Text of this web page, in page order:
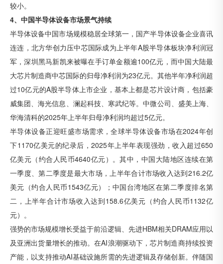
较小。
4、中国半导体设备市场景气持续
半导体设备中国市场规模稳居全球第一，国产半导体设备企业喜讯
连连，北方华创力压中芯国际成为上半年A股半导体板块净利润冠
军，深圳黑马新凯来被曝在手订单金额逾100亿元，而中国大陆最
大芯片制造商中芯国际的归母净利润为23亿元。其他半年净利润超
过10亿元的A股半导体上市企业，基本上都是芯片设计商，包括豪
威集团、海光信息、澜起科技、寒武纪等。中微公司、盛美上海、
华海清科的2025年上半年归母净利润均超过5亿元。
半导体设备正迎旺盛市场需求，全球半导体设备市场在2024年创
下1170亿美元的纪录后，2025年上半年表现强劲，收入超过650
亿美元（约合人民币4640亿元）。其中，中国大陆地区连续在第
一季度、第二季度是最大市场，上半年合计市场收入达到216.2亿
美元（约合人民币1543亿元）；中国台湾地区在第二季度排名第
二，上半年合计市场收入达到158.6亿美元（约合人民币1132亿
元）。
强势的市场规模增长受益于前沿逻辑、先进HBM相关DRAM应用以
及亚洲出货量增长的推动。在AI浪潮驱动下，芯片制造商持续投资
产能，以支持推动AI基础设施所需的先进逻辑及存储创新。伴随国